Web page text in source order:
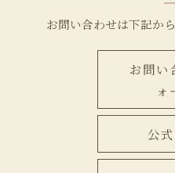
お問い合わせは下記か
お問い
ォ
公